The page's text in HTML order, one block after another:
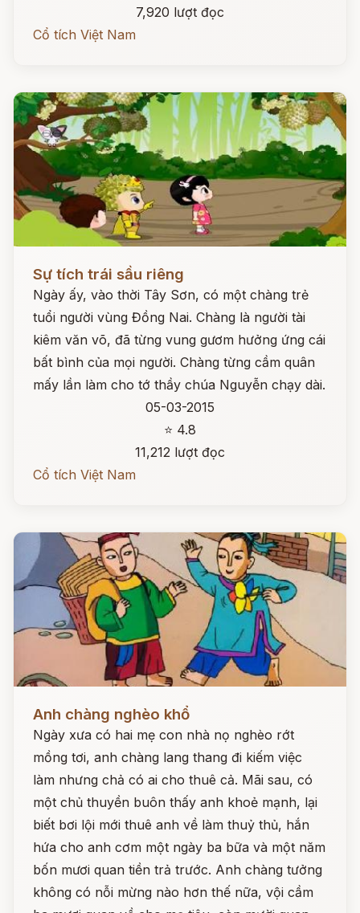
7,920 lượt đọc
Cổ tích Việt Nam
Sự tích trái sầu riêng
Ngày ấy, vào thời Tây Sơn, có một chàng trẻ
tuổi người vùng Đồng Nai. Chàng là người tài
kiêm văn võ, đã từng vung gươm hưởng ứng cái
bất bình của mọi người. Chàng từng cầm quân
mấy lần làm cho tớ thầy chúa Nguyễn chạy dài.
05-03-2015
⭐ 4.8
11,212 lượt đọc
Cổ tích Việt Nam
Anh chàng nghèo khổ
Ngày xưa có hai mẹ con nhà nọ nghèo rớt
mồng tơi, anh chàng lang thang đi kiếm việc
làm nhưng chả có ai cho thuê cả. Mãi sau, có
một chủ thuyền buôn thấy anh khoẻ mạnh, lại
biết bơi lội mới thuê anh về làm thuỷ thủ, hắn
hứa cho anh cơm một ngày ba bữa và một năm
bốn mươi quan tiền trả trước. Anh chàng tưởng
không có nỗi mừng nào hơn thế nữa, vội cầm